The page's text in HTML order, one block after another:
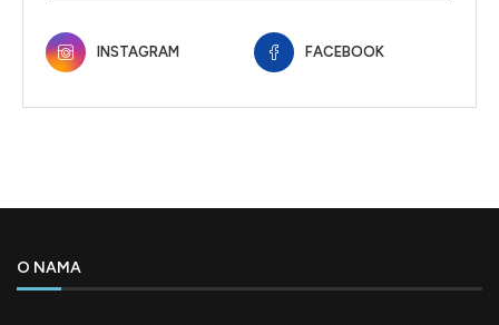
INSTAGRAM FACEBOOK
O NAMA